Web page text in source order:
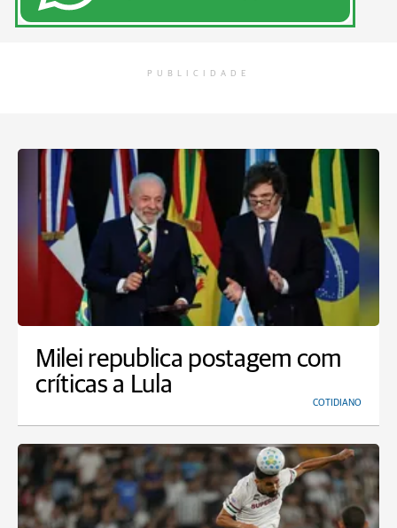
PUBLICIDADE
Milei republica postagem com
críticas a Lula
COTIDIANO